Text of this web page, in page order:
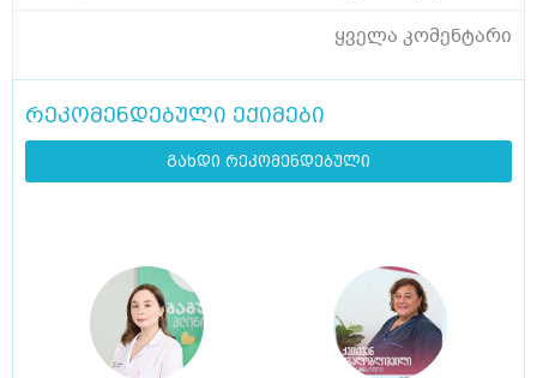
ყველა კომენტარი
რეკომენდებული ექიმები
გახდი რეკომენდებული